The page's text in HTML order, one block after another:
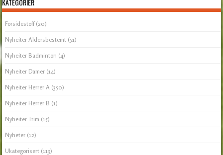
Forsidestoff(20)
Nyheiter Aldersbestemt (51)
Nyheiter Badminton (4)
Nyheiter Damer (14)
Nyheiter Herrer A (350)
Nyheiter Herrer B (1)
Nyheiter Trim (15)
Nyheter (12)
Ukategorisert (113)